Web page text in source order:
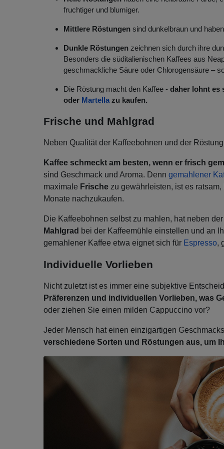
fruchtiger und blumiger.
Mittlere Röstungen sind dunkelbraun und
Dunkle Röstungen zeichnen sich durch ihre
Besonders die süditalienischen Kaffees aus
geschmackliche Säure oder Chlorogensäure –
Die Röstung macht den Kaffee - daher lohnt es
oder Martella zu kaufen.
Frische und Mahlgrad
Neben Qualität der Kaffeebohnen und der
Kaffee schmeckt am besten, wenn er frisch
sind Geschmack und Aroma. Denn gemahlener
maximale Frische zu gewährleisten, ist es
Monate nachzukaufen.
Die Kaffeebohnen selbst zu mahlen, hat neben
Mahlgrad bei der Kaffeemühle einstellen und an
gemahlener Kaffee etwa eignet sich für Espresso,
Individuelle Vorlieben
Nicht zuletzt ist es immer eine subjektive
Präferenzen und individuellen Vorlieben, was
oder ziehen Sie einen milden Cappuccino vor?
Jeder Mensch hat einen einzigartigen
verschiedene Sorten und Röstungen aus, um